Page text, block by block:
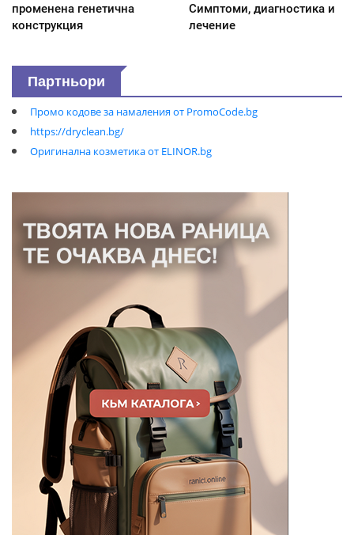
променена генетична
конструкция
Симптоми, диагностика и
лечение
Партньори
Промо кодове за намаления от PromoCode.bg
https://dryclean.bg/
Оригинална козметика от ELINOR.bg